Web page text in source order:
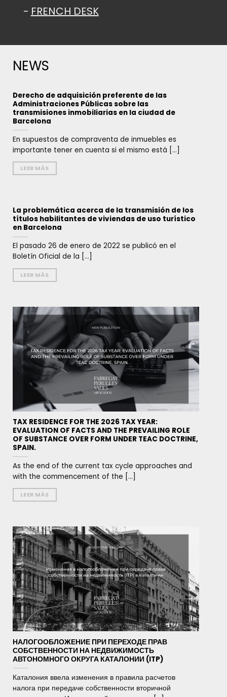
FRENCH DESK
NEWS
Derecho de adquisición preferente de las
Administraciones Públicas sobre las
transmisiones inmobiliarias en la ciudad de
Barcelona
En supuestos de compraventa de inmuebles es
importante tener en cuenta si el mismo está [...]
LEER MÁS
La problemática acerca de la transmisión de los
títulos habilitantes de viviendas de uso turístico
en Barcelona
El pasado 26 de enero de 2022 se publicó en el
Boletín Oficial de la [...]
LEER MÁS
TAX RESIDENCE FOR THE 2026 TAX YEAR:
EVALUATION OF FACTS AND THE PREVAILING ROLE
OF SUBSTANCE OVER FORM UNDER TEAC DOCTRINE,
SPAIN.
As the end of the current tax cycle approaches and
with the commencement of the [...]
LEER MÁS
НАЛОГООБЛОЖЕНИЕ ПРИ ПЕРЕХОДЕ ПРАВ
СОБСТВЕННОСТИ НА НЕДВИЖИМОСТЬ
АВТОНОМНОГО ОКРУГА КАТАЛОНИИ (ITP)
Каталония ввела изменения в правила расчетов
налога при передаче собственности вторичной